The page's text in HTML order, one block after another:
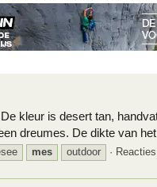
kleur is desert tan,
dreumes. De dikte van
mes outdoor